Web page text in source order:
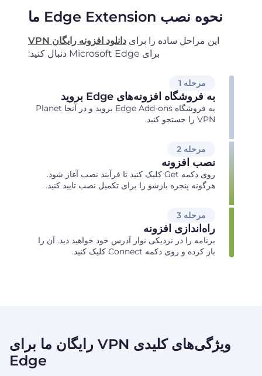
نحوه نصب Edge Extension ما
این مراحل ساده را برای دانلود افزونه رایگان VPN
برای Microsoft Edge دنبال کنید:
مرحله 1
به فروشگاه افزونه‌های Edge بروید
به فروشگاه Edge Add-ons بروید و در آنجا Planet
VPN را جستجو کنید.
مرحله 2
نصب افزونه
روی دکمه Get کلیک کنید تا فرآیند نصب آغاز شود.
هرگونه پنجره بازشو را برای تکمیل نصب تایید کنید.
مرحله 3
راه‌اندازی افزونه
برنامه را در نزدیکی نوار آدرس خود خواهید دید. آن را
باز کرده و روی دکمه Connect کلیک کنید.
ویژگی‌های کلیدی VPN رایگان ما برای
Edge